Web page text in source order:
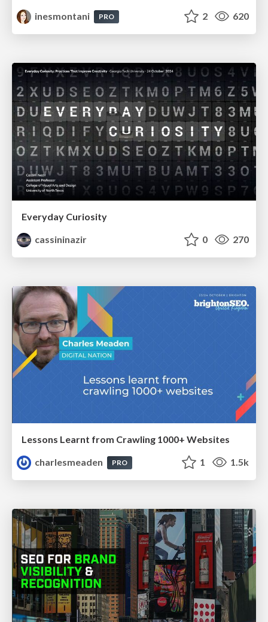
inesmontani
PRO 2 620
Everyday Curiosity
cassininazir
0 270
Lessons Learnt from Crawling 1000+ Websites
charlesmeaden
PRO 1 1.5k